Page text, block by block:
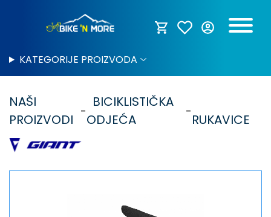
KATEGORIJE PROIZVODA
NAŠI
PROIZVODI
BICIKLISTIČKA
ODJEĆA
RUKAVICE